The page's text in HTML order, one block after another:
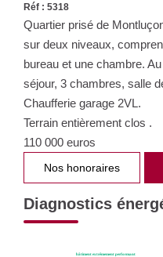
Réf : 5318
Quartier prisé de
sur deux niveaux,
bureau et une chambre.
séjour, 3 chambres, salle
Chaufferie garage 2VL.
Terrain entièrement clos .
110 000 euros
Nos honoraires
Diagnostics